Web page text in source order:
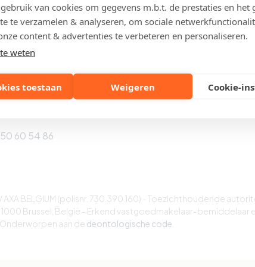
Heist
61 23 73
8301 Knokke-Heist
Tel: 050 51 07 01
129
60 54 86
AXA BELGIUM (polisnr. 730.390.160) - Toezichthoudende
1000 Brussel, België - Erkend vastgoedmakelaar-bemiddelaar
aan de deontologische code
van cookies om gegevens m.b.t. de prestaties en het
te verzamelen & analyseren, om sociale
content & advertenties te verbeteren en personaliseren.
weten
toestaan Weigeren Cookie-